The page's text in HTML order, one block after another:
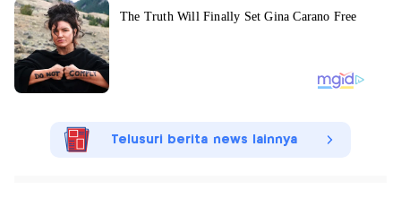
Telusuri berita news lainnya